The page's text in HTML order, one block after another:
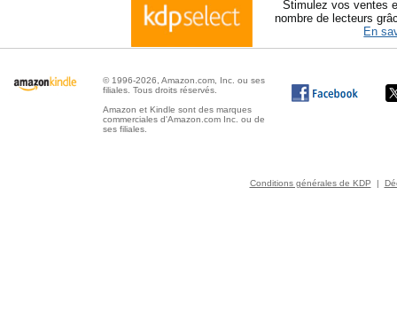
Stimulez vos ventes
nombre de lecteurs
En
© 1996-2026, Amazon.com, Inc. ou ses
filiales. Tous droits réservés.
Amazon et Kindle sont des marques
commerciales d'Amazon.com Inc. ou de
ses filiales.
Conditions générales de KDP |